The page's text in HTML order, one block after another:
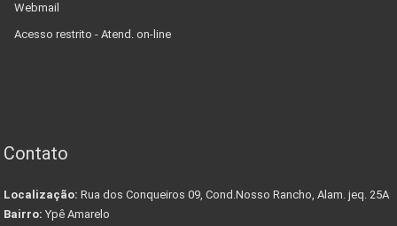
Webmail
Acesso restrito - Atend. on-line
Contato
Localização: Rua dos Conqueiros 09, Cond.Nosso Rancho, Alam. jeq. 25A
Bairro: Ypê Amarelo